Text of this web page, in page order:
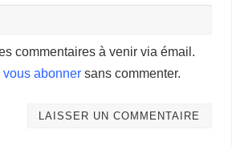
commentaires à venir via émail.
vous abonner sans commenter.